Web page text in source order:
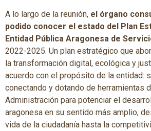
A lo largo de la reunión, el órgano
podido conocer el estado del Plan
Entidad Pública Aragonesa de
2022-2025. Un plan estratégico que
la transformación digital, ecológica y
acuerdo con el propósito de la entidad:
conectando y dotando de herramientas
Administración para potenciar el
aragonesa en su sentido más amplio,
vida de la ciudadanía hasta la